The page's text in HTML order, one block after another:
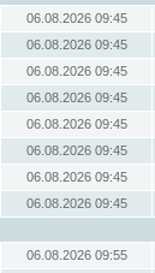
06.08.2026 09:45
06.08.2026 09:45
06.08.2026 09:45
06.08.2026 09:45
06.08.2026 09:45
06.08.2026 09:45
06.08.2026 09:45
06.08.2026 09:45
06.08.2026 09:55